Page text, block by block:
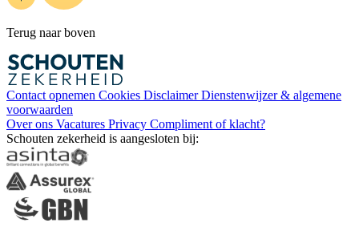
Terug naar boven
Contact opnemen Cookies DisclaimerDienstenwijzer & algemene
voorwaarden
Over ons Vacatures Privacy Compliment of klacht?
Schouten zekerheid is aangesloten bij: